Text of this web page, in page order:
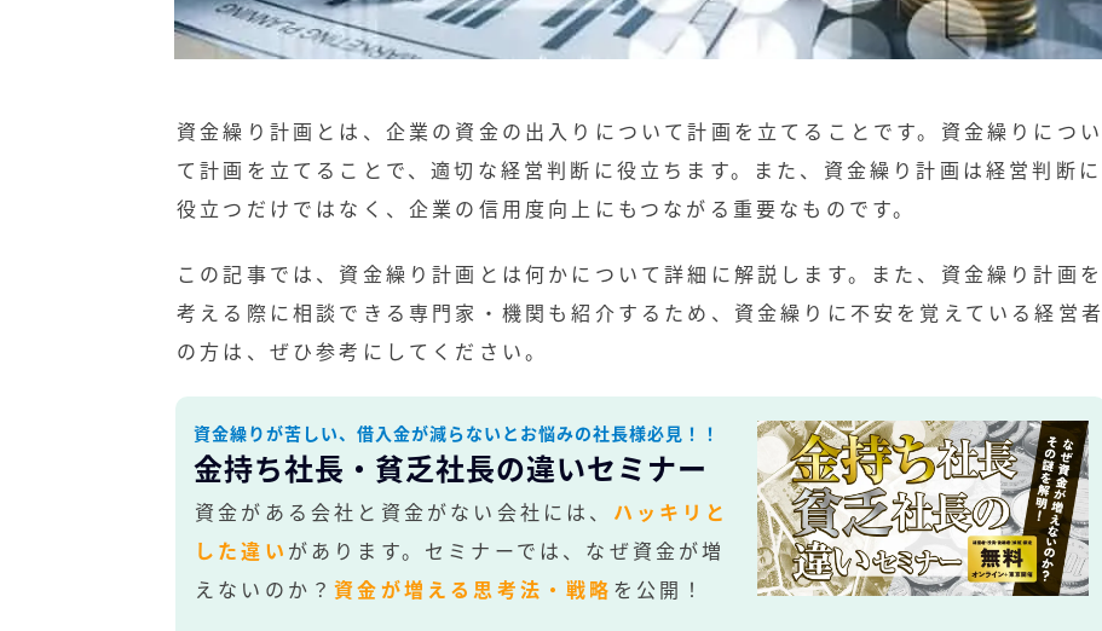
資金繰り計画とは、企業の資金の出入りについて計画を立てることです。資金繰りについ
て計画を立てることで、適切な経営判断に役立ちます。また、資金繰り計画は経営判断に
役立つだけではなく、企業の信用度向上にもつながる重要なものです。
この記事では、資金繰り計画とは何かについて詳細に解説します。また、資金繰り計画を
考える際に相談できる専門家・機関も紹介するため、資金繰りに不安を覚えている経営者
の方は、ぜひ参考にしてください。
資金繰りが苦しい、借入金が減らないとお悩みの社長様必見！！
金持ち社長・貧乏社長の違いセミナー
資金がある会社と資金がない会社には、 ハッキリと
した違い があります。セミナーでは、なぜ資金が増
えないのか？資金が増える思考法・戦略 を公開！